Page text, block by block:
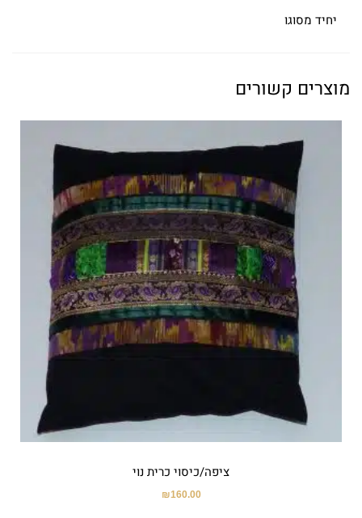
יחיד מסוגו
מוצרים קשורים
ציפה/כיסוי כרית נוי
₪160.00